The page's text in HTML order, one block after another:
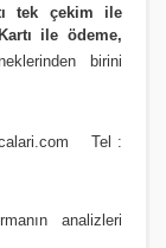
tek çekim ile
ile ödeme,
birini
Tel :
analizleri